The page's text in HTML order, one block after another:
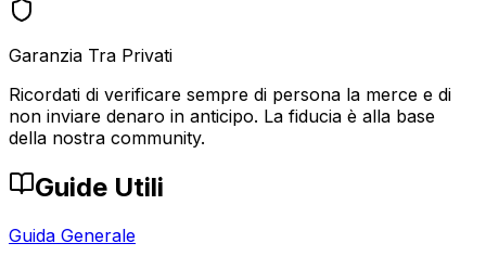
Garanzia Tra Privati
Ricordati di verificare sempre di persona la merce e di
non inviare denaro in anticipo. La fiducia è alla base
della nostra community.
Guide Utili
Guida Generale